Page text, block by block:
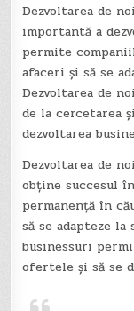
Dezvoltarea de
importantă a
permite
afaceri și să se
Dezvoltarea de
de la cercetarea
dezvoltarea
Dezvoltarea de
obține succesul
permanență în
să se adapteze
businessuri
ofertele și să se